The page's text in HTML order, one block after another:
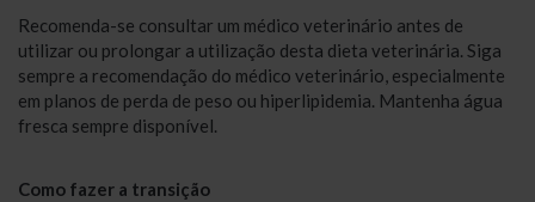
Recomenda-se consultar um médico veterinário antes de
utilizar ou prolongar a utilização desta dieta veterinária. Siga
sempre a recomendação do médico veterinário, especialmente
em planos de perda de peso ou hiperlipidemia. Mantenha água
fresca sempre disponível.
Como fazer a transição